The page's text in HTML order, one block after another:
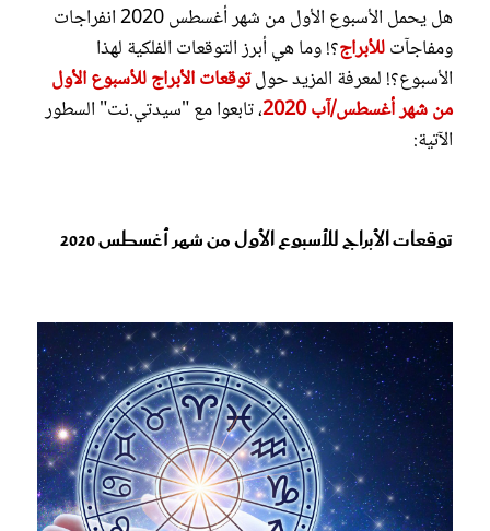
هل يحمل الأسبوع الأول من شهر أغسطس 2020 انفراجات
ومفاجآتللأبراج؟! وما هي أبرز التوقعات الفلكية لهذا
الأسبوع؟! لمعرفة المزيد حولتوقعات الأبراج للأسبوع الأول
من شهر أغسطس/آب 2020
، تابعوا مع "سيدتي.نت" السطور
الآتية:
توقعات الأبراج للأسبوع الأول من شهر أغسطس 2020
مجلة سيدتي
غلاف رفمي